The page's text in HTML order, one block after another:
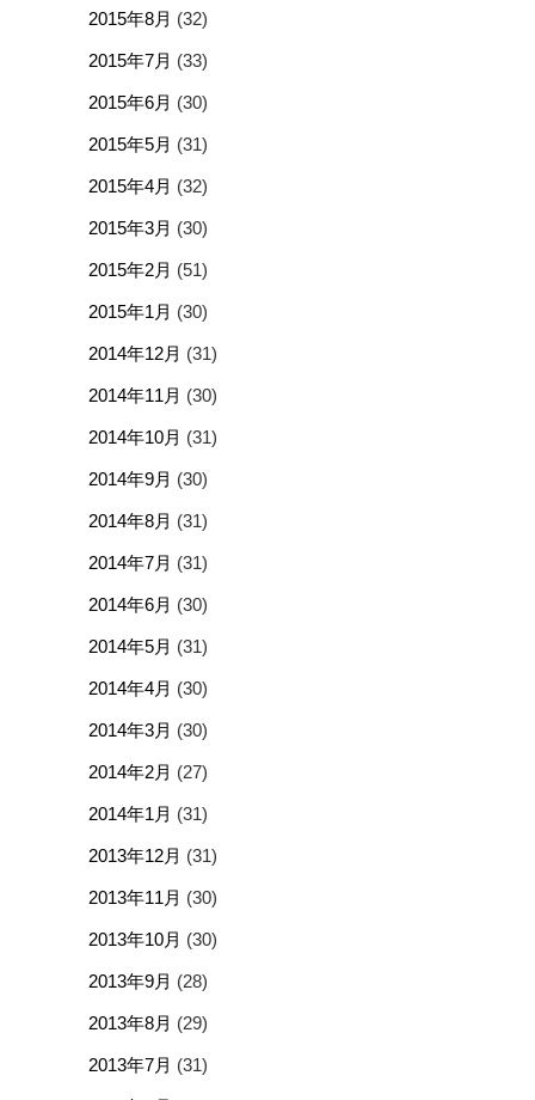
2015年8月 (32)
2015年7月 (33)
2015年6月 (30)
2015年5月 (31)
2015年4月 (32)
2015年3月 (30)
2015年2月 (51)
2015年1月 (30)
2014年12月 (31)
2014年11月 (30)
2014年10月 (31)
2014年9月 (30)
2014年8月 (31)
2014年7月 (31)
2014年6月 (30)
2014年5月 (31)
2014年4月 (30)
2014年3月 (30)
2014年2月 (27)
2014年1月 (31)
2013年12月 (31)
2013年11月 (30)
2013年10月 (30)
2013年9月 (28)
2013年8月 (29)
2013年7月 (31)